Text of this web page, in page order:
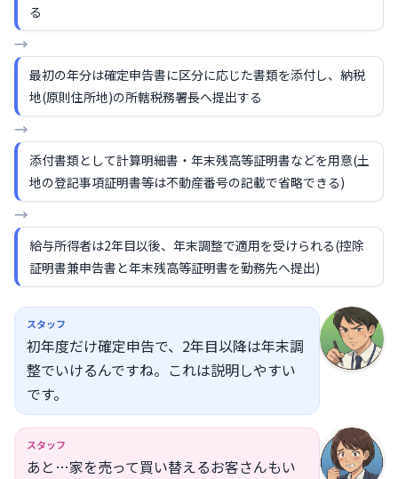
る
→
最初の年分は確定申告書に区分に応じた書類を添付し、納税
地(原則住所地)の所轄税務署長へ提出する
→
添付書類として計算明細書・年末残高等証明書などを用意(土
地の登記事項証明書等は不動産番号の記載で省略できる)
→
給与所得者は2年目以後、年末調整で適用を受けられる(控除
証明書兼申告書と年末残高等証明書を勤務先へ提出)
スタッフ
初年度だけ確定申告で、2年目以降は年末調
整でいけるんですね。これは説明しやすい
です。
スタッフ
あと…家を売って買い替えるお客さんもい